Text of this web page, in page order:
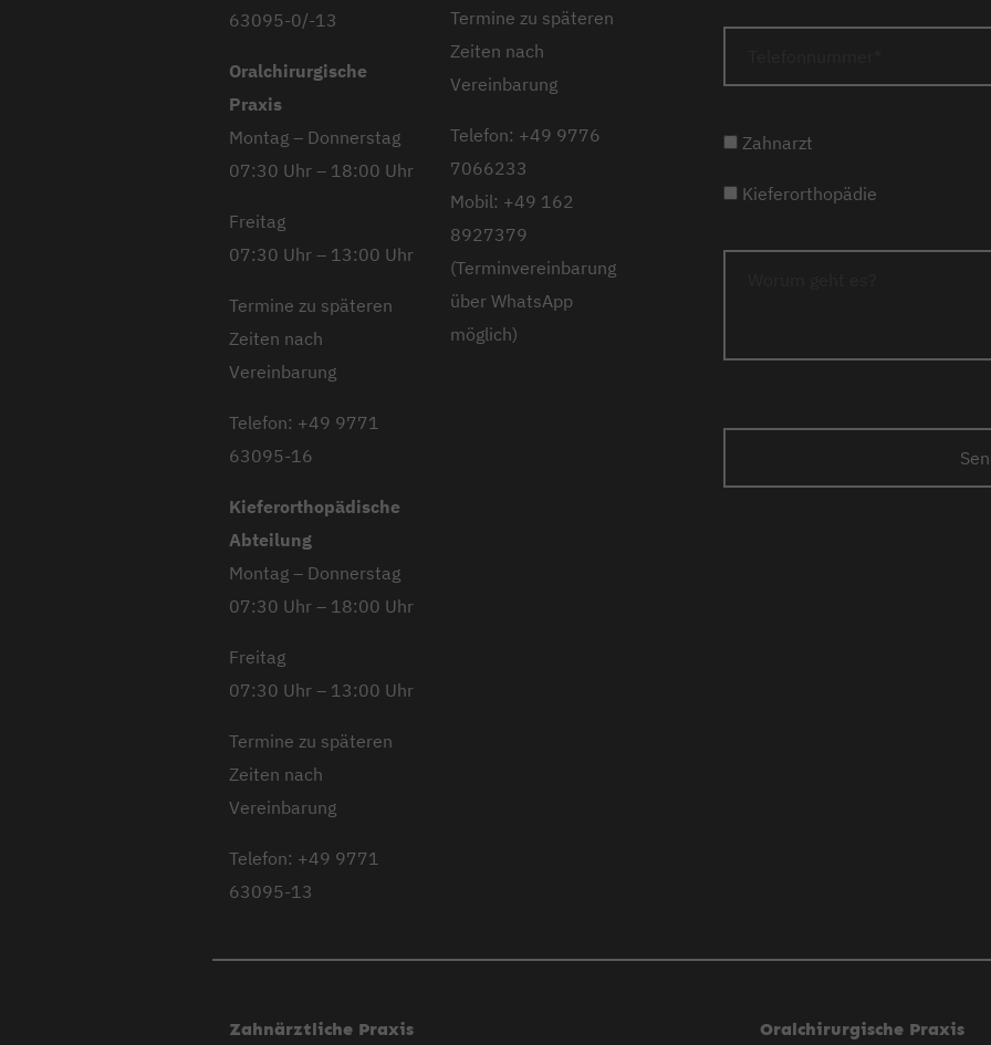
63095-0/-13
Oralchirurgische
Praxis
Montag – Donnerstag
07:30 Uhr – 18:00 Uhr
Freitag
07:30 Uhr – 13:00 Uhr
Termine zu späteren
Zeiten nach
Vereinbarung
Telefon: +49 9771
63095-16
Kieferorthopädische
Abteilung
Montag – Donnerstag
07:30 Uhr – 18:00 Uhr
Freitag
07:30 Uhr – 13:00 Uhr
Termine zu späteren
Zeiten nach
Vereinbarung
Telefon: +49 9771
63095-13
Termine zu späteren
Zeiten nach
Vereinbarung
Telefon: +49 9776
7066233
Mobil: +49 162
8927379
(Terminvereinbarung
über WhatsApp
möglich)
Zahnarzt
Kieferorthopädie
Zahnärztliche Praxis Oralchirurgische Praxis